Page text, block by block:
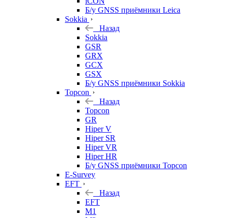
Б/у GNSS приёмники Leica
Sokkia
Назад
Sokkia
GSR
GRX
GCX
GSX
Б/у GNSS приёмники Sokkia
Topcon
Назад
Topcon
GR
Hiper V
Hiper SR
Hiper VR
Hiper HR
Б/у GNSS приёмники Topcon
E-Survey
EFT
Назад
EFT
M1